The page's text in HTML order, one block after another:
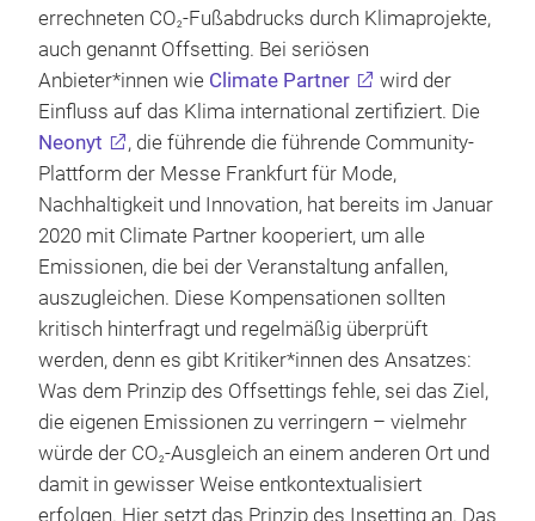
errechneten CO2-Fußabdrucks durch Klimaprojekte,
auch genannt Offsetting. Bei seriösen
Anbieter*innen wie Climate Partner
wird der
Einfluss auf das Klima international zertifiziert. Die
Neonyt
, die führende die führende Community-
Plattform der Messe Frankfurt für Mode,
Nachhaltigkeit und Innovation, hat bereits im Januar
2020 mit Climate Partner kooperiert, um alle
Emissionen, die bei der Veranstaltung anfallen,
auszugleichen. Diese Kompensationen sollten
kritisch hinterfragt und regelmäßig überprüft
werden, denn es gibt Kritiker*innen des Ansatzes:
Was dem Prinzip des Offsettings fehle, sei das Ziel,
die eigenen Emissionen zu verringern – vielmehr
würde der CO2-Ausgleich an einem anderen Ort und
damit in gewisser Weise entkontextualisiert
erfolgen. Hier setzt das Prinzip des Insetting an. Das